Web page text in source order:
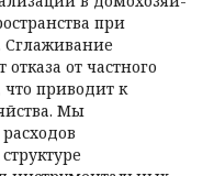
при
отказа от частного
что приводит к
Мы